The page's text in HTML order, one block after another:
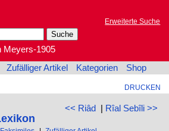
Erweiterte Suche
Meyers-1905
Zufälliger Artikel Kategorien Shop
DRUCKEN
<< Riâd| Rîal Sebîli >>